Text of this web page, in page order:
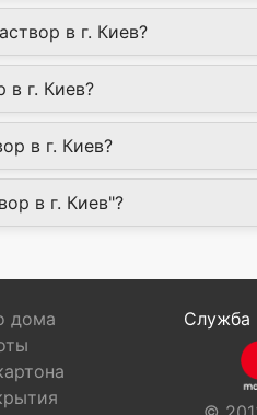
в г. Киев?
в г. Киев?
в г. Киев?
в г. Киев"?
дома
Служба